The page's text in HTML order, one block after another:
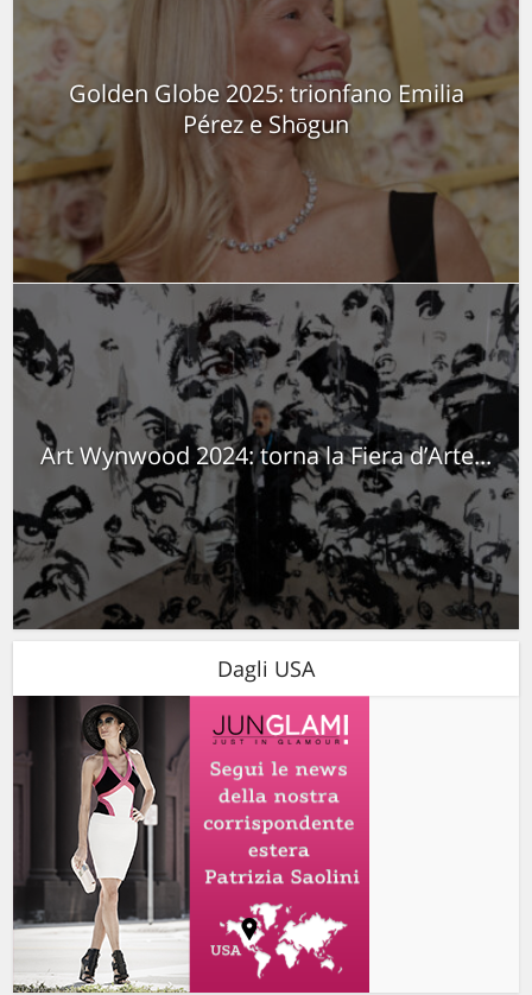
Golden Globe 2025: trionfano Emilia
Pérez e Shōgun
Art Wynwood 2024: torna la Fiera d’Arte...
Dagli USA